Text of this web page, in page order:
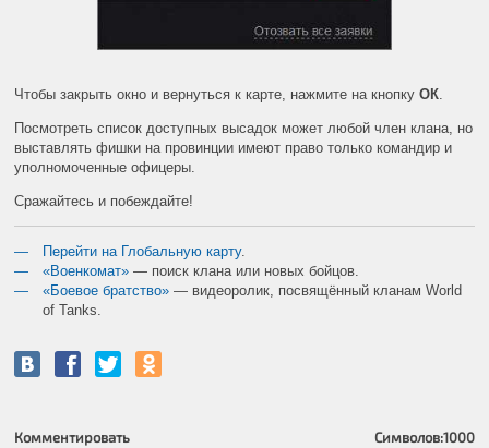
Чтобы закрыть окно и вернуться к карте, нажмите на кнопкуОК
Посмотреть список доступных высадок может любой член клана, но
выставлять фишки на провинции имеют право только командир и
уполномоченные офицеры.
Сражайтесь и побеждайте!
Перейти на Глобальную карту.
«Военкомат» — поиск клана или новых бойцов.
«Боевое братство» — видеоролик, посвящённый кланам World
of Tanks.
Комментировать Символов:1000